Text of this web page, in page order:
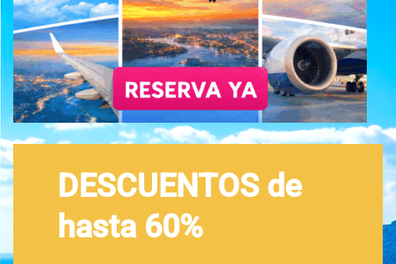
DESCUENTOS de
hasta 60%